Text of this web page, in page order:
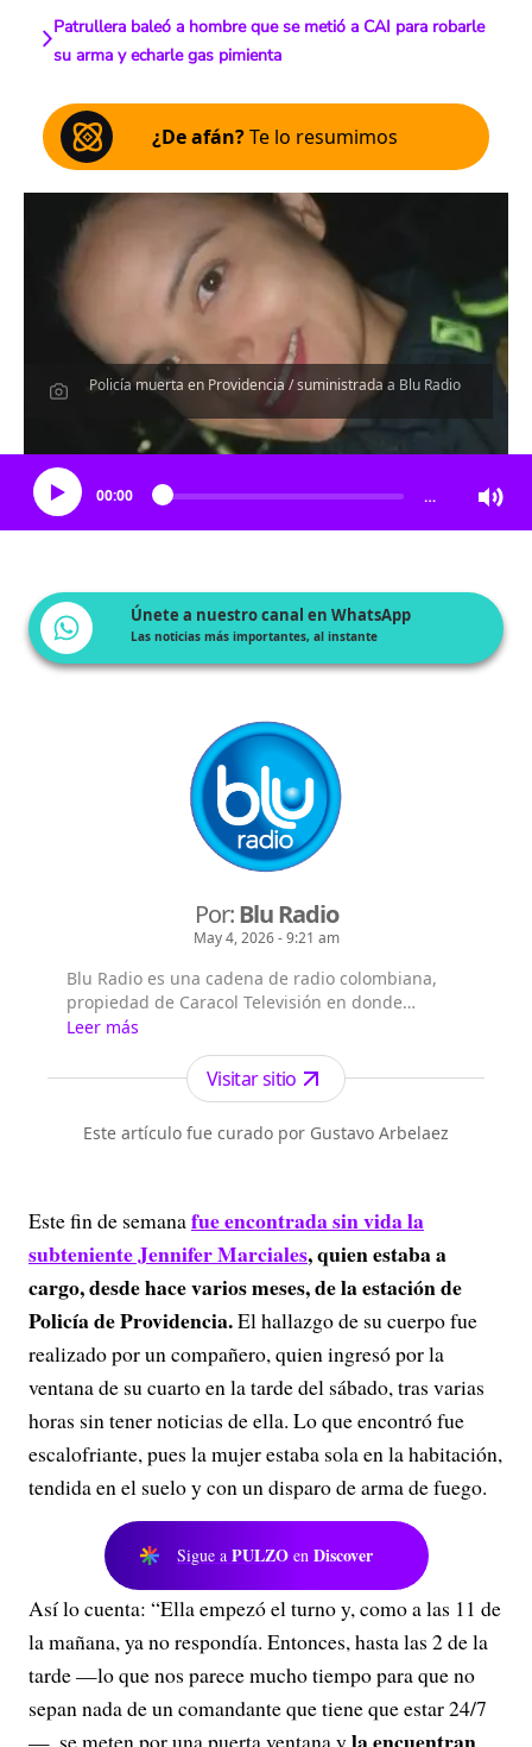
Patrullera baleó a hombre que se metió a CAI para robarle
su arma y echarle gas pimienta
¿De afán?Te lo resumimos
Policía muerta en Providencia / suministrada a Blu Radio
Escucha el artículo
00:00 …
Únete a nuestro canal en WhatsApp
Las noticias más importantes, al instante
Por:Blu Radio
May 4, 2026 - 9:21 am
Blu Radio es una cadena de radio colombiana,
propiedad de Caracol Televisión en donde
encontrará las noticias de Colombia y el mundo
sobre deportes, actualidad, tecnología, política,
fútbol.
Leer más
Visitar sitio
Este artículo fue curado por Gustavo Arbelaez
Este fin de semanafue encontrada sin vida la
subteniente Jennifer Marciales, quien estaba a
cargo, desde hace varios meses, de la estación de
Policía de Providencia.El hallazgo de su cuerpo fue
realizado por un compañero, quien ingresó por la
ventana de su cuarto en la tarde del sábado, tras varias
horas sin tener noticias de ella. Lo que encontró fue
escalofriante, pues la mujer estaba sola en la habitación,
tendida en el suelo y con un disparo de arma de fuego.
Sigue a PULZO en Discover
Así lo cuenta: “Ella empezó el turno y, como a las 11 de
la mañana, ya no respondía. Entonces, hasta las 2 de la
tarde —lo que nos parece mucho tiempo para que no
sepan nada de un comandante que tiene que estar 24/7
—, se meten por una puerta ventana y